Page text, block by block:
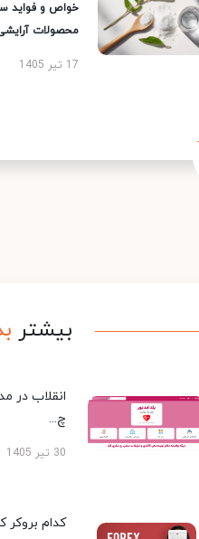
خواص و فواید
محصولات آرایشی
17 تیر 1405
بیشتر
انقلاب در
چ...
30 تیر 1405
کدام بروکر